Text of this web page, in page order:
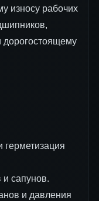
износу рабочих
дорогостоящему
герметизация
сапунов.
и давления